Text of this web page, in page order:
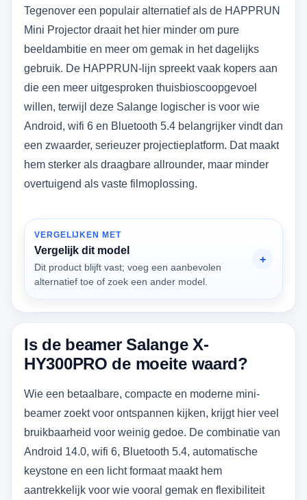
Tegenover een populair alternatief als de HAPPRUN
Mini Projector draait het hier minder om pure
beeldambitie en meer om gemak in het dagelijks
gebruik. De HAPPRUN-lijn spreekt vaak kopers aan
die een meer uitgesproken thuisbioscoopgevoel
willen, terwijl deze Salange logischer is voor wie
Android, wifi 6 en Bluetooth 5.4 belangrijker vindt dan
een zwaarder, serieuzer projectieplatform. Dat maakt
hem sterker als draagbare allrounder, maar minder
overtuigend als vaste filmoplossing.
VERGELIJKEN MET
Vergelijk dit model
Dit product blijft vast; voeg een aanbevolen
alternatief toe of zoek een ander model.
Is de beamer Salange X-
HY300PRO de moeite waard?
Wie een betaalbare, compacte en moderne mini-
beamer zoekt voor ontspannen kijken, krijgt hier veel
bruikbaarheid voor weinig gedoe. De combinatie van
Android 14.0, wifi 6, Bluetooth 5.4, automatische
keystone en een licht formaat maakt hem
aantrekkelijk voor wie vooral gemak en flexibiliteit